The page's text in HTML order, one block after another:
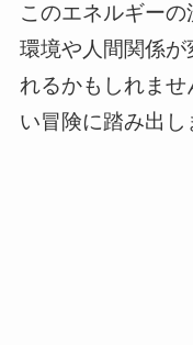
このエネルギー
環境や人間関係
れるかもしれま
い冒険に踏み出し